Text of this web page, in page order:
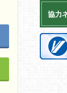
協力